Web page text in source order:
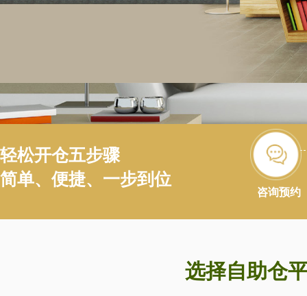
咨询预约
轻松开仓五步骤
简单、便捷、一步到位
选择自助仓